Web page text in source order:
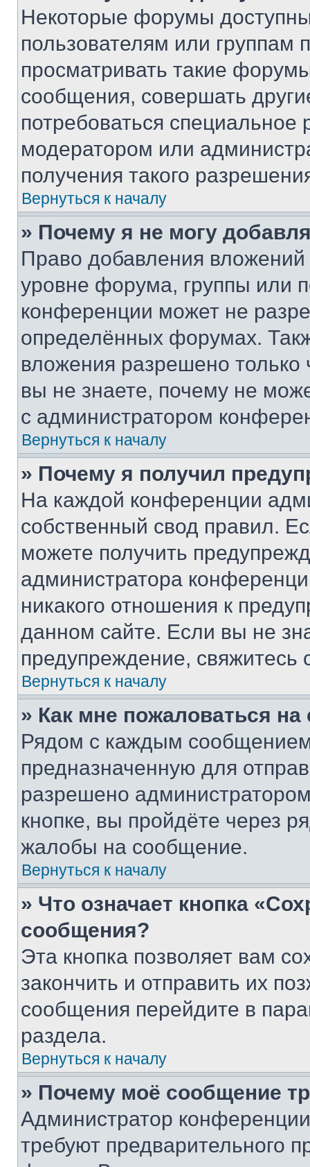
Некоторые форумы
пользователям или группам
просматривать такие
сообщения, совершать
потребоваться
модератором или
получения такого
Вернуться к началу
» Почему я не могу
Право добавления
уровне форума, группы или
конференции может не
определённых форумах.
вложения разрешено
вы не знаете, почему не
с администратором
Вернуться к началу
» Почему я получил
На каждой конференции
собственный свод правил.
можете получить
администратора
никакого отношения к
данном сайте. Если вы не
предупреждение,
Вернуться к началу
» Как мне пожаловаться
Рядом с каждым сообщением
предназначенную для
разрешено
кнопке, вы пройдёте через
жалобы на сообщение.
Вернуться к началу
» Что означает кнопка
сообщения?
Эта кнопка позволяет вам
закончить и отправить их
сообщения перейдите в
раздела.
Вернуться к началу
» Почему моё сообщение
Администратор
требуют предварительного